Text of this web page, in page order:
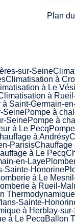
Plan
sur-Seine
Climatisation à
à Le
à
à Saint-Germain-
SeinePompe à
SeinePompe à
à Le Pecq
à Andrésy
ParisisChauffage
à Le Pecq
en-Laye
Sainte-Honorine
à Le
à Rueil-
Sainte-
à Herblay-
à Le PecqBallon